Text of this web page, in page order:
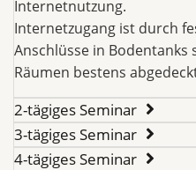
Internetnutzung.
Internetzugang ist durch
Anschlüsse in Bodentanks
Räumen bestens
2-tägiges Seminar
3-tägiges Seminar
4-tägiges Seminar